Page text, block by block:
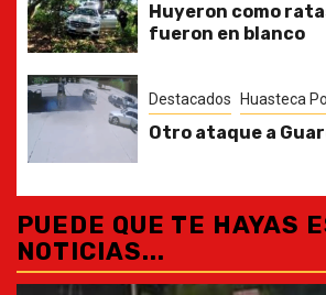
Huyeron como
fueron en blanco
Destacados Huasteca
Otro ataque a
PUEDE QUE TE HAYAS
NOTICIAS...